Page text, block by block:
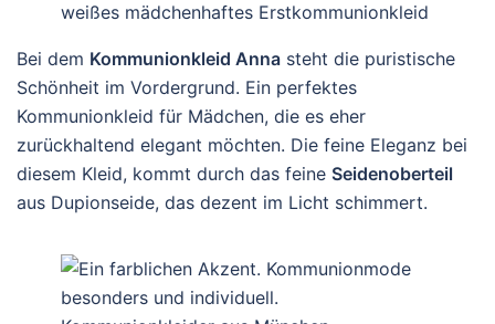
weißes mädchenhaftes Erstkommunionkleid
Bei dem Kommunionkleid Anna steht die puristische
Schönheit im Vordergrund. Ein perfektes
Kommunionkleid für Mädchen, die es eher
zurückhaltend elegant möchten. Die feine Eleganz bei
diesem Kleid, kommt durch das feine Seidenoberteil
aus Dupionseide, das dezent im Licht schimmert.